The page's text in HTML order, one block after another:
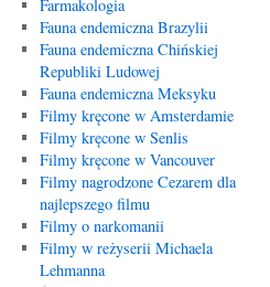
Farmakologia
Fauna endemiczna Brazylii
Fauna endemiczna Chińskiej
Republiki Ludowej
Fauna endemiczna Meksyku
Filmy kręcone w Amsterdamie
Filmy kręcone w Senlis
Filmy kręcone w Vancouver
Filmy nagrodzone Cezarem dla
najlepszego filmu
Filmy o narkomanii
Filmy w reżyserii Michaela
Lehmanna